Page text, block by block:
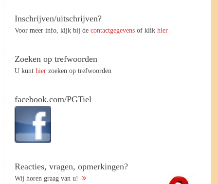
Inschrijven/uitschrijven?
Voor meer info, kijk bij de contactgegevens of klik hier
Zoeken op trefwoorden
U kunt hier zoeken op trefwoorden
facebook.com/PGTiel
Reacties, vragen, opmerkingen?
Wij horen graag van u!